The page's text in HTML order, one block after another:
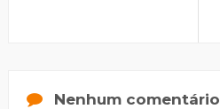
Nenhum comentário